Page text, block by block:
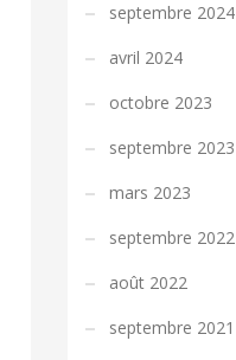
septembre 2024
avril 2024
octobre 2023
septembre 2023
mars 2023
septembre 2022
août 2022
septembre 2021